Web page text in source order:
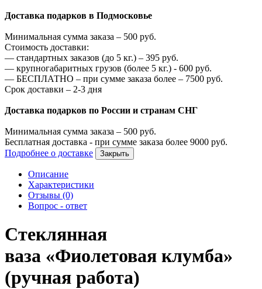
Доставка подарков в Подмосковье
Минимальная сумма заказа – 500 руб.
Стоимость доставки:
— стандартных заказов (до 5 кг.) – 395 руб.
— крупногабаритных грузов (более 5 кг.) - 600 руб.
— БЕСПЛАТНО – при сумме заказа более – 7500 руб.
Срок доставки – 2-3 дня
Доставка подарков по России и странам СНГ
Минимальная сумма заказа – 500 руб.
Бесплатная доставка - при сумме заказа более 9000 руб.
Подробнее о доставке
Закрыть
Описание
Характеристики
Отзывы (0)
Вопрос - ответ
Стеклянная
ваза «Фиолетовая клумба»
(ручная работа)